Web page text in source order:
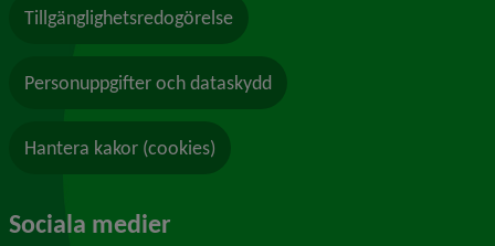
Tillgänglighetsredogörelse
Personuppgifter och dataskydd
Hantera kakor (cookies)
Sociala medier